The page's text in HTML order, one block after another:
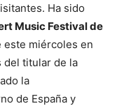
Ha sido
Music Festival de
este miércoles en
del titular de la
la
de España y